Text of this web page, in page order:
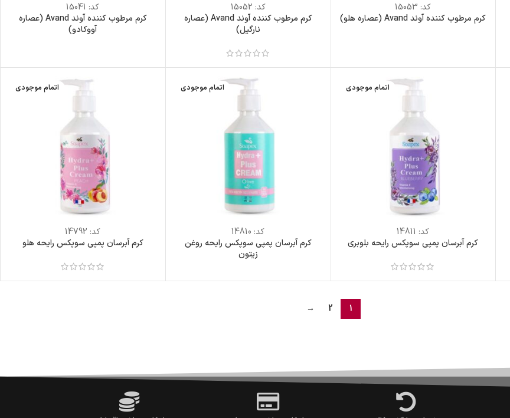
کد: 15053
کرم مرطوب کننده آوند Avand (عصاره هلو)
کد: 15052
کرم مرطوب کننده آوند Avand (عصاره
نارگیل)
کد: 15041
کرم مرطوب کننده آوند Avand (عصاره
آووکادو)
اتمام موجودی
کد: 14811
کرم آبرسان پمپی سوپکس رایحه بلوبری
اتمام موجودی
کد: 14810
کرم آبرسان پمپی سوپکس رایحه روغن
زیتون
اتمام موجودی
کد: 14792
کرم آبرسان پمپی سوپکس رایحه هلو
1
2
→